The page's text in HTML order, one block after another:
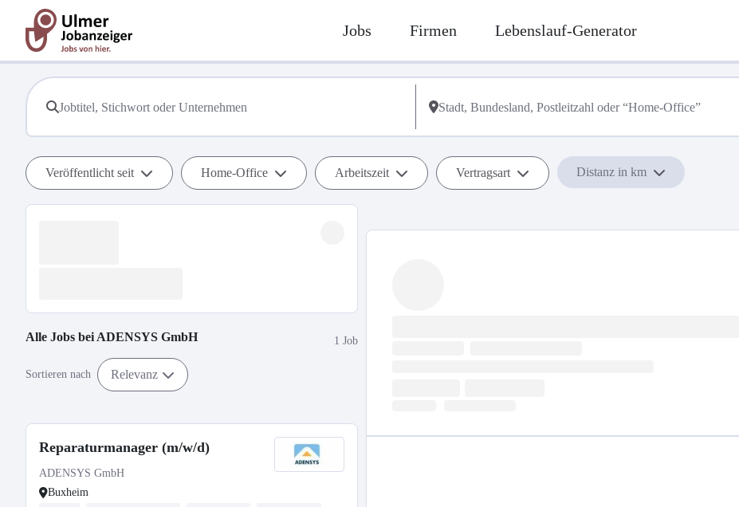
Jobs Firmen Lebenslauf-Generator
Veröffentlicht seit Home-Office Arbeitszeit Vertragsart Distanz in km
Alle Jobs bei ADENSYS GmbH 1 Job
Sortieren nach Relevanz
Reparaturmanager (m/w/d)
ADENSYS GmbH
Buxheim